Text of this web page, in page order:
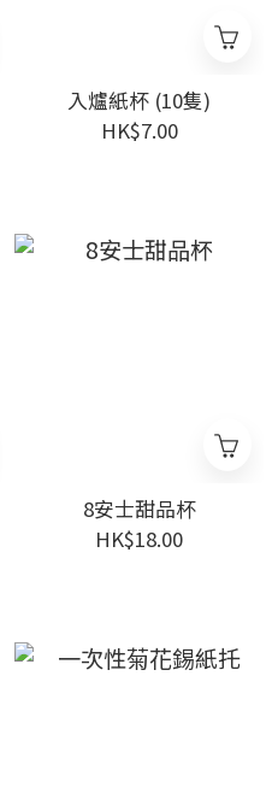
入爐紙杯 (10隻)
HK$7.00
8安士甜品杯
HK$18.00